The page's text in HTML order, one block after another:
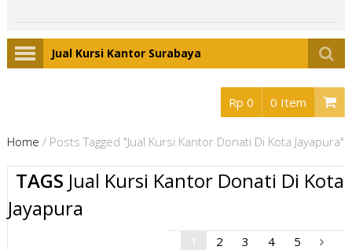
Jual Kursi Kantor Surabaya
Rp 0 0 Item
Home / Posts Tagged "Jual Kursi Kantor Donati Di Kota Jayapura"
TAGS Jual Kursi Kantor Donati Di Kota
Jayapura
2 3 4 5